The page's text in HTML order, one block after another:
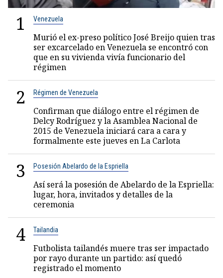
1 Venezuela
Murió el ex-preso político José Breijo quien tras
ser excarcelado en Venezuela se encontró con
que en su vivienda vivía funcionario del
régimen
2 Régimen de Venezuela
Confirman que diálogo entre el régimen de
Delcy Rodríguez y la Asamblea Nacional de
2015 de Venezuela iniciará cara a cara y
formalmente este jueves en La Carlota
3 Posesión Abelardo de la Espriella
Así será la posesión de Abelardo de la Espriella:
lugar, hora, invitados y detalles de la
ceremonia
4 Tailandia
Futbolista tailandés muere tras ser impactado
por rayo durante un partido: así quedó
registrado el momento